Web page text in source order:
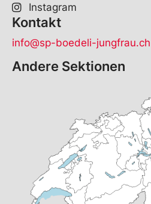
Instagram
Kontakt
info@sp-boedeli-jungfrau.ch
Andere Sektionen